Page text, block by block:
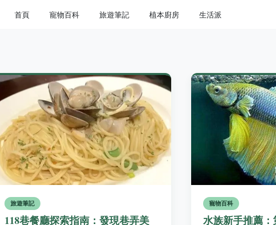
首頁 寵物百科 旅遊筆記 植本廚房 生活派
旅遊筆記
118巷餐廳探索指南：發現巷弄美
寵物百科
水族新手推薦